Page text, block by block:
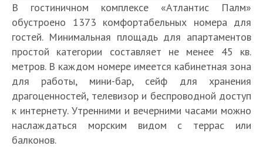
В гостиничном комплексе «Атлантис Палм»
обустроено 1373 комфортабельных номера для
гостей. Минимальная площадь для апартаментов
простой категории составляет не менее 45 кв.
метров. В каждом номере имеется кабинетная зона
для работы, мини-бар, сейф для хранения
драгоценностей, телевизор и беспроводной доступ
к интернету. Утренними и вечерними часами можно
наслаждаться морским видом с террас или
балконов.